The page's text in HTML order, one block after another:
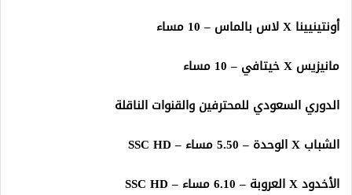
أونتينيينا X لاس بالماس – 10 مساء
مانيزيس X خيتافي – 10 مساء
الدوري السعودي للمحترفين والقنوات الناقلة
الشباب X الوحدة – 5.50 مساء – SSC HD
الأخدود X العروبة – 6.10 مساء – SSC HD